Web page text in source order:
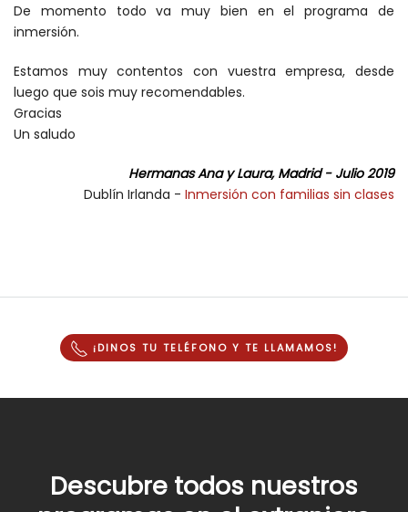
De momento todo va muy bien en el programa de
inmersión.
Estamos muy contentos con vuestra empresa, desde
luego que sois muy recomendables.
Gracias
Un saludo
Hermanas Ana y Laura, Madrid - Julio 2019
Dublín Irlanda - Inmersión con familias sin clases
¡DINOS TU TELÉFONO Y TE LLAMAMOS!
Descubre todos nuestros